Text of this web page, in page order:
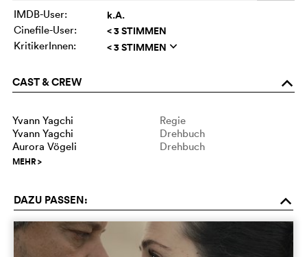
IMDB-User:
k.A.
Cinefile-User: < 3 STIMMEN
KritikerInnen: < 3 STIMMEN q
CAST & CREW o
Yvann Yagchi
Regie
Yvann Yagchi
Drehbuch
Aurora Vögeli
Drehbuch
MEHR>
DAZU PASSEN: o